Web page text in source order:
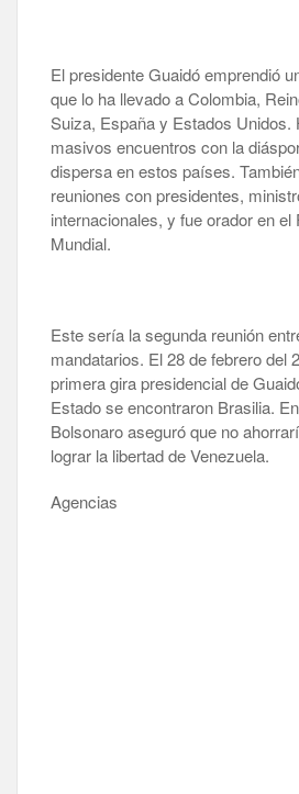
El presidente Guaidó emprendió
que lo ha llevado a Colombia,
Suiza, España y Estados Unidos.
masivos encuentros con la
dispersa en estos países.
reuniones con presidentes,
internacionales, y fue orador en
Mundial.
Este sería la segunda reunión
mandatarios. El 28 de febrero del
primera gira presidencial de
Estado se encontraron Brasilia.
Bolsonaro aseguró que no
lograr la libertad de Venezuela.
Agencias